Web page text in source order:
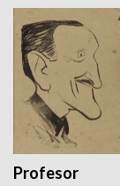
Profesor